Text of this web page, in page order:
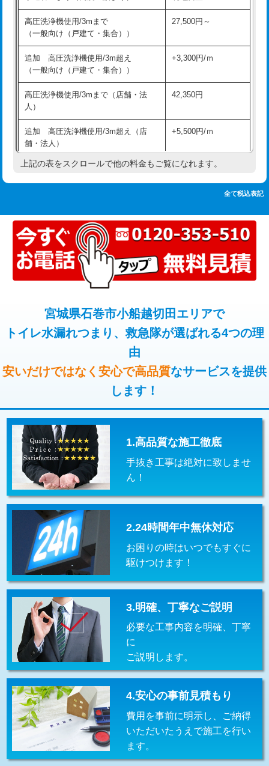
追加人工 16,500円
廃棄・処分 現場見積
※給水管工事は20mmまでの価格です。
持込商品取付（混合水栓）
持込商品取付（浄水器・分岐水栓） 16,500円
業）
排水管工事（追加 排水管工事/3ｍ超
え）
マス交換（土の掘削・埋め戻し作業） 11,000円~
マス交換（深さ50㎝以上） 66,000円
コンクリート斫り（厚さ10㎝まで） 27,500円
コンクリート斫り（厚さ10㎝超え） 38,500円
モルタル補修（厚さ10㎝まで） 27,500円
モルタル補修（厚さ10㎝超え） 38,500円
高圧洗浄機使用/3mまで
（一般向け（戸建て・集合））
27,500円～
追加 高圧洗浄機使用/3m超え
（一般向け（戸建て・集合））
+3,300円/ｍ
高圧洗浄機使用/3mまで（店舗・法
人）
42,350円
追加 高圧洗浄機使用/3m超え（店
舗・法人）
+5,500円/ｍ
高度高圧洗浄換 現地調査
トーラー機使用/3mまで 33,000円
追加トーラー機使用/3m超え +3,300円
カメラ調査 33,000円
止水・漏水調査・防水処理・清掃・修
理・調整・分解・加工など（軽作業）
11,000円
止水・漏水調査・防水処理・清掃・修
理・調整・分解・加工など（中作業）
止水・漏水調査・防水処理・清掃・修
その他部品の脱着
交換・取付（タンク） 22,000円+材料費
交換・取付(単水栓（壁付・デッキ
式）)
交換・取付(混合水栓（壁付・デッキ
式・ワンホール）)
交換・取付(排水栓・排水トラップ
（P/S/ポップアップ））
22,000円+材料費
交換・取付（その他部品） 11,000円+材料費
持込商品取付（単水栓） 13,200円
持込商品取付（混合水栓） 16,500円
持込商品取付（浄水器・分岐水栓） 16,500円
給水管工事※（バンド止め)
給水管工事※（支持金具設置) 5,500円
給水管工事※（保温材使用（バンド止
5,500円
上記の表をスクロールで他の料金もご覧になれます。
全て税込表記
宮城県石巻市小船越切田エリアで
トイレ水漏れつまり、救急隊が選ばれる4つの理
由
安いだけではなく安心で高品質なサービスを提供
します！
1.高品質な施工徹底
手抜き工事は絶対に致しませ
ん！
2.24時間年中無休対応
お困りの時はいつでもすぐに
駆けつけます！
3.明確、丁寧なご説明
必要な工事内容を明確、丁寧
に
ご説明します。
4.安心の事前見積もり
費用を事前に明示し、ご納得
いただいたうえで施工を行い
ます。